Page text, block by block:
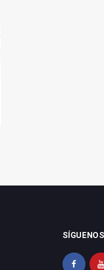
SÍGUENOS